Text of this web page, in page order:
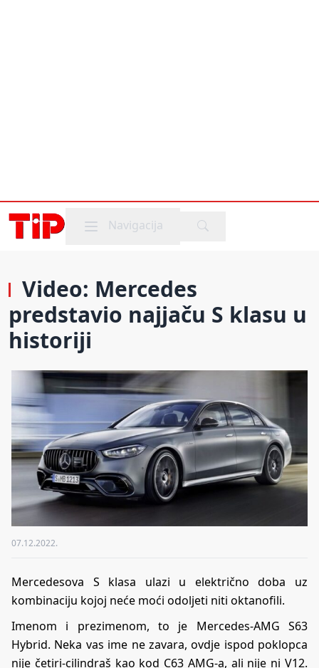
Mobile menu
Navigacija
Video: Mercedes
predstavio najjaču S klasu u
historiji
07.12.2022.
Mercedesova S klasa ulazi u električno doba uz
kombinaciju kojoj neće moći odoljeti niti oktanofili.
Imenom i prezimenom, to je Mercedes-AMG S63
Hybrid. Neka vas ime ne zavara, ovdje ispod poklopca
nije četiri-cilindraš kao kod C63 AMG-a, ali nije ni V12.